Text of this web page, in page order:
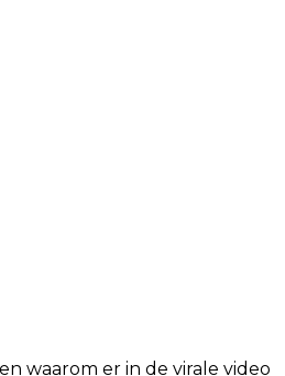
waarom er in de virale video